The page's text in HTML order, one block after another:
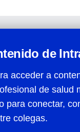
de
acceder a
de salud
para conectar,
colegas.
de privacidad